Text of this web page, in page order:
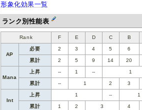
形象化効果一覧
ランク別性能表
Rank F E D C B
AP
必要 2 3 4 5 6
累計 2 5 9 14 20
Mana
上昇 -- 1 -- 1
累計 -- 1 2 3
Int
上昇 1 -- 1
累計 1 2 3 4